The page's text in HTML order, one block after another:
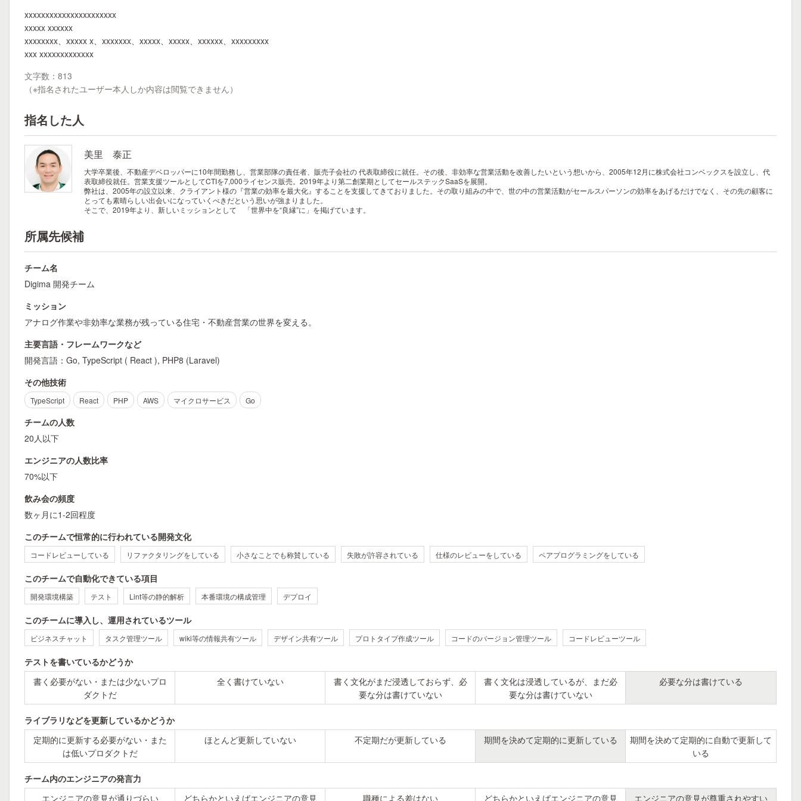
xxxxxxxxxxxxxxxxxxxxxx
xxxxx xxxxxx
xxxxxxxx、xxxxx x、xxxxxxx、xxxxx、xxxxx、xxxxxx、xxxxxxxxx
xxx xxxxxxxxxxxxx
文字数：813
（※指名されたユーザー本人しか内容は閲覧できません）
指名した人
美里 泰正
大学卒業後、不動産デベロッパーに10年間勤務し、営業部隊の責任者、販売子会社の 代表取締役に就任。その後、非効率な営業活動を改善したいという想いから、2005年12月に株式会社コンベックスを設立し、代
表取締役就任。営業支援ツールとしてCTIを7,000ライセンス販売。2019年より第二創業期としてセールステックSaaSを展開。
弊社は、2005年の設立以来、クライアント様の『営業の効率を最大化』することを支援してきておりました。その取り組みの中で、世の中の営業活動がセールスパーソンの効率をあげるだけでなく、その先の顧客に
とっても素晴らしい出会いになっていくべきだという思いが強まりました。
そこで、2019年より、新しいミッションとして 「世界中を“良縁”に」を掲げています。
所属先候補
チーム名
Digima 開発チーム
ミッション
アナログ作業や非効率な業務が残っている住宅・不動産営業の世界を変える。
主要言語・フレームワークなど
開発言語：Go, TypeScript ( React ), PHP8 (Laravel)
その他技術
TypeScript React PHP AWS マイクロサービス Go
チームの人数
20人以下
エンジニアの人数比率
70%以下
飲み会の頻度
数ヶ月に1-2回程度
このチームで恒常的に行われている開発文化
コードレビューしている リファクタリングをしている 小さなことでも称賛している 失敗が許容されている 仕様のレビューをしている ペアプログラミングをしている
このチームで自動化できている項目
開発環境構築 テスト Lint等の静的解析 本番環境の構成管理 デプロイ
このチームに導入し、運用されているツール
ビジネスチャット タスク管理ツール wiki等の情報共有ツール デザイン共有ツール プロトタイプ作成ツール コードのバージョン管理ツール コードレビューツール
テストを書いているかどうか
書く必要がない・または少ないプロ
ダクトだ
全く書けていない
書く文化がまだ浸透しておらず、必
要な分は書けていない
書く文化は浸透しているが、まだ必
要な分は書けていない
必要な分は書けている
ライブラリなどを更新しているかどうか
定期的に更新する必要がない・また
は低いプロダクトだ
ほとんど更新していない 不定期だが更新している 期間を決めて定期的に更新している
期間を決めて定期的に自動で更新して
いる
チーム内のエンジニアの発言力
エンジニアの意見が通りづらい
どちらかといえばエンジニアの意見 職種による差はない どちらかといえばエンジニアの意見 エンジニアの意見が尊重されやすい